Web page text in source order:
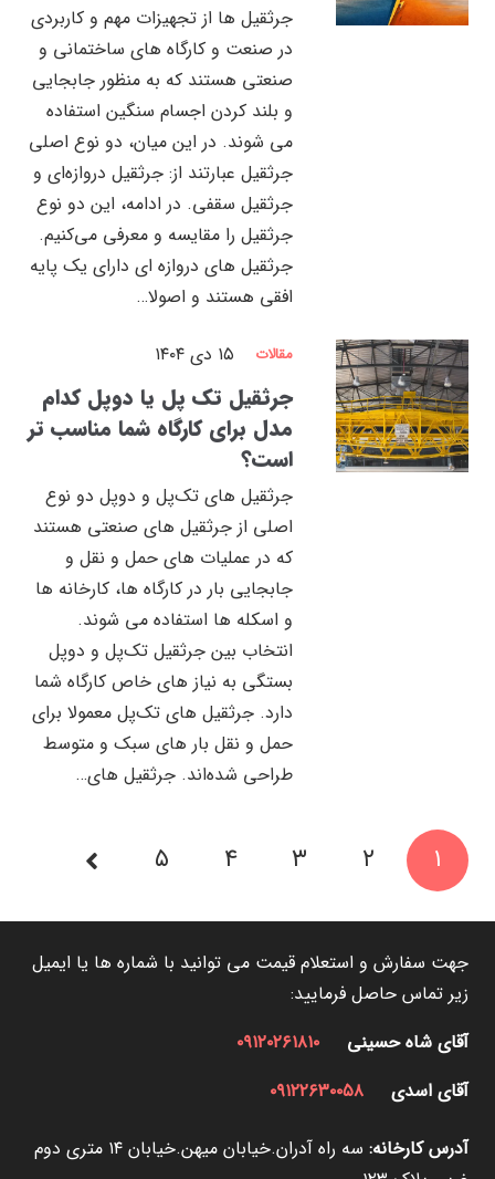
جرثقیل ‌ها از تجهیزات مهم و کاربردی
در صنعت و کارگاه ‌های ساختمانی و
صنعتی هستند که به منظور جابجایی
و بلند کردن اجسام سنگین استفاده
می‌ شوند. در این میان، دو نوع اصلی
جرثقیل عبارتند از: جرثقیل دروازه‌ای و
جرثقیل سقفی. در ادامه، این دو نوع
جرثقیل را مقایسه و معرفی می‌کنیم.
جرثقیل های دروازه ای دارای یک پایه
افقی هستند و اصولا…
مقالات ۱۵ دی ۱۴۰۴
جرثقیل تک پل یا دوپل کدام
مدل برای کارگاه شما مناسب تر
است؟
جرثقیل‌ های تک‌پل و دوپل دو نوع
اصلی از جرثقیل‌ های صنعتی هستند
که در عملیات ‌های حمل و نقل و
جابجایی بار در کارگاه‌ ها، کارخانه‌ ها
و اسکله ‌ها استفاده می‌ شوند.
انتخاب بین جرثقیل تک‌پل و دوپل
بستگی به نیاز های خاص کارگاه شما
دارد. جرثقیل‌ های تک‌پل معمولا برای
حمل و نقل بار های سبک و متوسط
طراحی شده‌اند. جرثقیل‌ های…
۱ ۲ ۳ ۴ ۵
جهت سفارش و استعلام قیمت می توانید با شماره ها یا ایمیل
زیر تماس حاصل فرمایید:
آقای شاه حسینی ۰۹۱۲۰۲۶۱۸۱۰
آقای اسدی ۰۹۱۲۲۶۳۰۰۵۸
آدرس کارخانه:
سه راه آدران.خیابان میهن.خیابان ۱۴ متری دوم